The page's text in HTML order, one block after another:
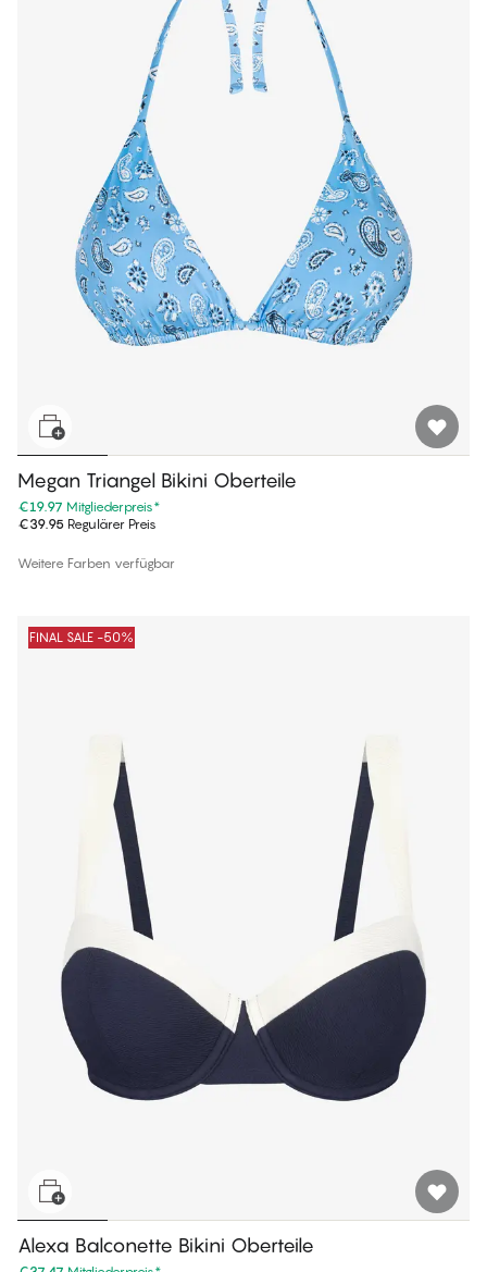
Megan Triangel Bikini Oberteile
€19.97 Mitgliederpreis*
€39.95 Regulärer Preis
Weitere Farben verfügbar
FINAL SALE -50%
Alexa Balconette Bikini Oberteile